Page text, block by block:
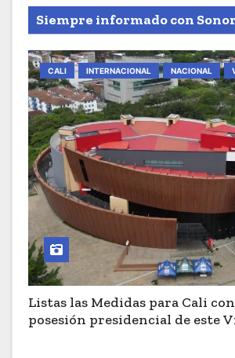
Siempre informado con
CALI INTERNACIONAL NACIONAL
Listas las Medidas para Cali
posesión presidencial de este